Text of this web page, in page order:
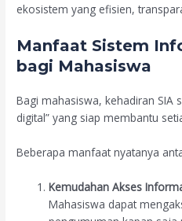
ekosistem yang efisien,
Manfaat Sistem
bagi Mahasiswa
Bagi mahasiswa, kehadiran SIA
digital” yang siap membantu
Beberapa manfaat nyatanya
Kemudahan Akses
Mahasiswa dapat